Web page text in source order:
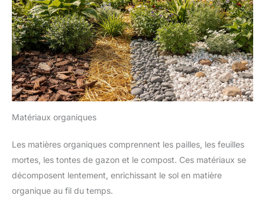
Matériaux organiques
Les matières organiques comprennent les pailles, les feuilles
mortes, les tontes de gazon et le compost. Ces matériaux se
décomposent lentement, enrichissant le sol en matière
organique au fil du temps.